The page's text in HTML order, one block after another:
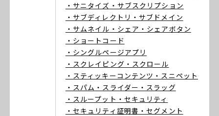
・サニタイズ ・サブスクリプション
・サブディレクトリ ・サブドメイン
・サムネイル ・シェア ・シェアボタン
・ショートコード
・シングルページアプリ
・スクレイピング ・スクロール
・スティッキーコンテンツ ・スニペット
・スパム ・スライダー ・スラッグ
・スループット ・セキュリティ
・セキュリティ証明書 ・セグメント